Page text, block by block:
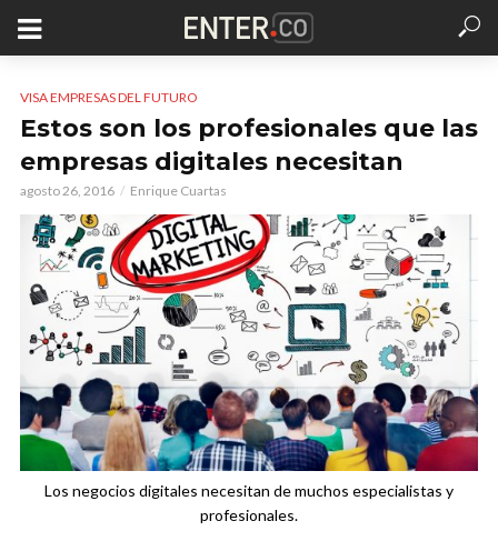
VISA EMPRESAS DEL FUTURO
Estos son los profesionales que las
empresas digitales necesitan
agosto 26, 2016 Enrique Cuartas
Los negocios digitales necesitan de muchos especialistas y
profesionales.